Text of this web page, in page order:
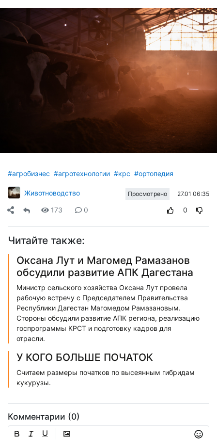
#агробизнес #агротехнологии #крс #ортопедия
Животноводство Просмотрено 27.01 06:35
173 0 0
Читайте также:
Оксана Лут и Магомед Рамазанов
обсудили развитие АПК Дагестана
Министр сельского хозяйства Оксана Лут провела
рабочую встречу с Председателем Правительства
Республики Дагестан Магомедом Рамазановым.
Стороны обсудили развитие АПК региона, реализацию
госпрограммы КРСТ и подготовку кадров для
отрасли.
У КОГО БОЛЬШЕ ПОЧАТОК
Считаем размеры початков по высеянным гибридам
кукурузы.
Комментарии (0)